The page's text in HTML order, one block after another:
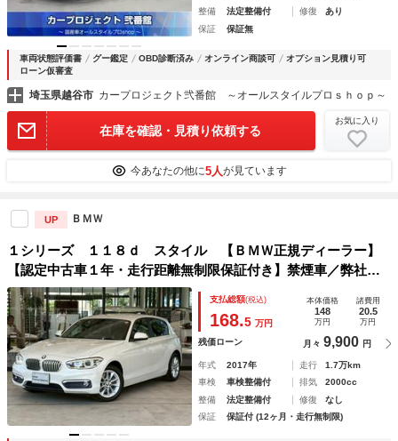
整備
法定整備付 修復
あり
保証
保証無
車両状態評価書 グー鑑定 OBD診断済み オンライン商談可
オプション見積り可
ローン仮審査
埼玉県越谷市 カープロジェクト弐番館 ～オールスタイルプロｓｈｏｐ～
在庫を確認・見積り依頼する
お気に入り
今あなたの他に5人が見ています
UP ＢＭＷ
１シリーズ １１８ｄ スタイル 【ＢＭＷ正規ディーラー】
【認定中古車１年・走行距離無制限保証付き】禁煙車／弊社下
取車／ワンオーナー／コンフォートアクセス／バックカメラ／
クルーズコントロール／Ｂｌｕｅｔｏｏｔｈ／オートライト
支払総額(税込)
168.5 万円
本体価格
148
万円
諸費用
20.5
万円
残価ローン 月々 9,900 円
年式 2017年 走行
1.7万km
車検
車検整備付 排気
2000cc
整備
法定整備付 修復
なし
保証
保証付 (12ヶ月・走行無制限)